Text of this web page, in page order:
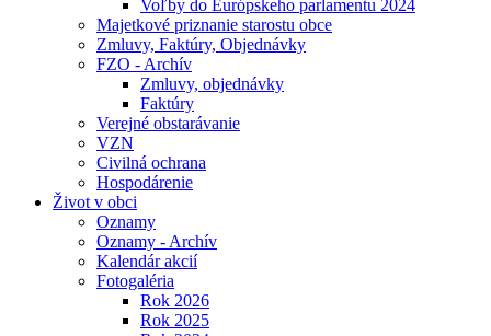
Voľby do Európskeho parlamentu 2024
Majetkové priznanie starostu obce
Zmluvy, Faktúry, Objednávky
FZO - Archív
Zmluvy, objednávky
Faktúry
Verejné obstarávanie
VZN
Civilná ochrana
Hospodárenie
Život v obci
Oznamy
Oznamy - Archív
Kalendár akcií
Fotogaléria
Rok 2026
Rok 2025